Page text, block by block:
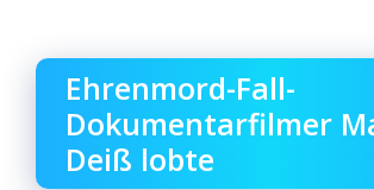
Ehrenmord-Fall-
Dokumentarfilmer
Deiß lobte